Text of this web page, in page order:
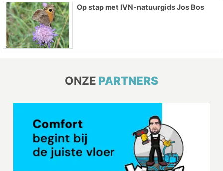
Op stap met IVN-natuurgids Jos Bos
ONZE PARTNERS